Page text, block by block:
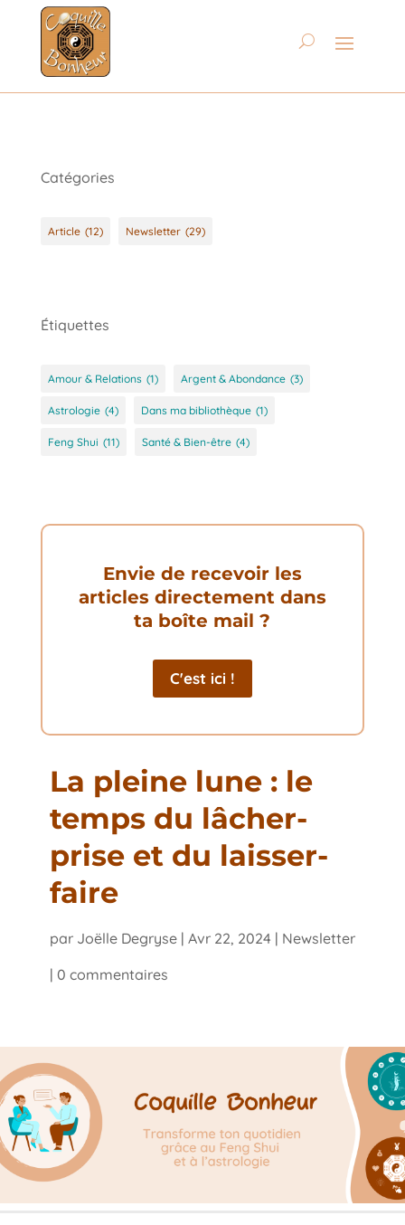
Catégories
Article (12) Newsletter (29)
Étiquettes
Amour & Relations (1) Argent & Abondance (3)
Astrologie (4) Dans ma bibliothèque (1)
Feng Shui (11) Santé & Bien-être (4)
Envie de recevoir les
articles directement dans
ta boîte mail ?
C'est ici !
La pleine lune : le
temps du lâcher-
prise et du laisser-
faire
par Joëlle Degryse| Avr 22, 2024 | Newsletter
| 0 commentaires